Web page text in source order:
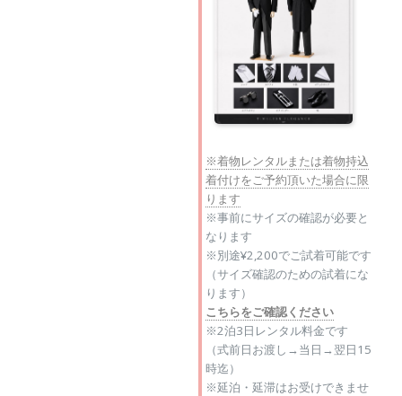
※着物レンタルまたは着物持込
着付けをご予約頂いた場合に限
ります
※事前にサイズの確認が必要と
なります
※別途¥2,200でご試着可能です
（サイズ確認のための試着にな
ります）
こちらをご確認ください
※2泊3日レンタル料金です
（式前日お渡し→当日→翌日15
時迄）
※延泊・延滞はお受けできませ